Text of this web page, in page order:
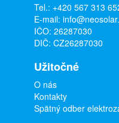
Tel.: +420 567 313
E-mail:
IČO: 26287030
DIČ: CZ26287030
Užitočné
O nás
Kontakty
Spätný odber